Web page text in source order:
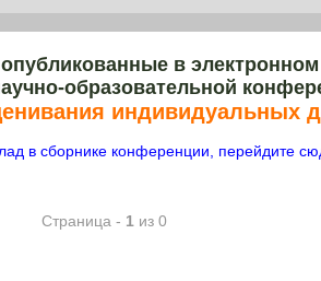
в
образовательной
индивидуальных
в сборнике конференции, перейдите
Страница - 1 из 0